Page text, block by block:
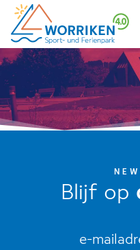
Blijf op